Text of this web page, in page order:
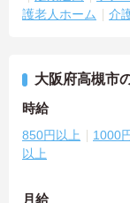
護老人ホーム
介
大阪府高槻市
時給
850円以上 1000
以上
月給